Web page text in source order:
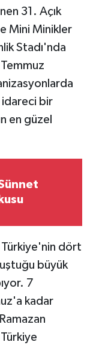
31. Açık
Mini Minikler
Stadı'nda
idareci bir
en güzel
dört
büyük
7
kadar